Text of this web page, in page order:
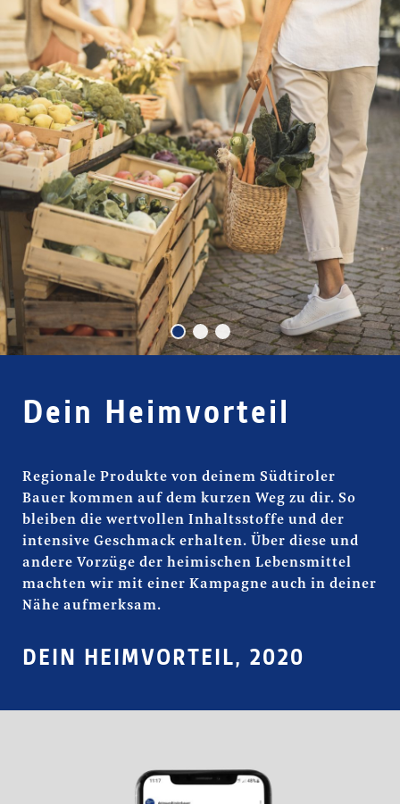
Dein Heimvorteil
DEIN HEIMVORTEIL, 2020
Dein Heimvorteil
Regionale Produkte von deinem Südtiroler
Bauer kommen auf dem kurzen Weg zu dir. So
bleiben die wertvollen Inhaltsstoffe und der
intensive Geschmack erhalten. Über diese und
andere Vorzüge der heimischen Lebensmittel
machten wir mit einer Kampagne auch in deiner
Nähe aufmerksam.